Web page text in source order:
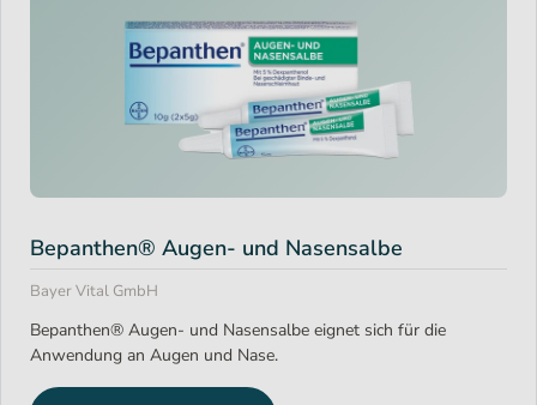
Bepanthen® Augen- und Nasensalbe
Bayer Vital GmbH
Bepanthen® Augen- und Nasensalbe eignet sich für die
Anwendung an Augen und Nase.